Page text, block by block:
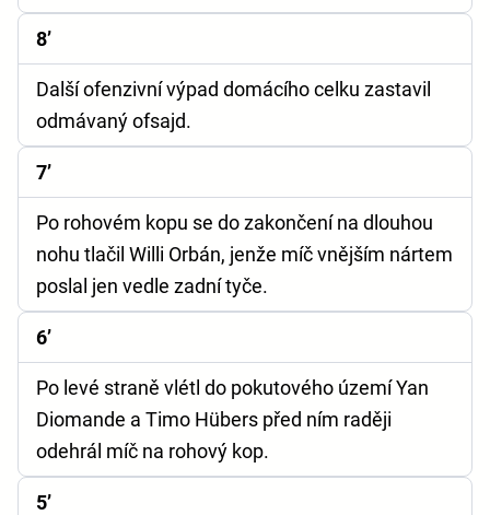
8’
Další ofenzivní výpad domácího celku zastavil
odmávaný ofsajd.
7’
Po rohovém kopu se do zakončení na dlouhou
nohu tlačil Willi Orbán, jenže míč vnějším nártem
poslal jen vedle zadní tyče.
6’
Po levé straně vlétl do pokutového území Yan
Diomande a Timo Hübers před ním raději
odehrál míč na rohový kop.
5’